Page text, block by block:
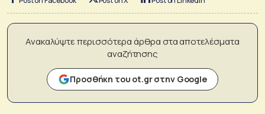
Ανακαλύψτε περισσότερα άρθρα στα αποτελέσματα
αναζήτησης
Προσθήκη του ot.gr στην Google